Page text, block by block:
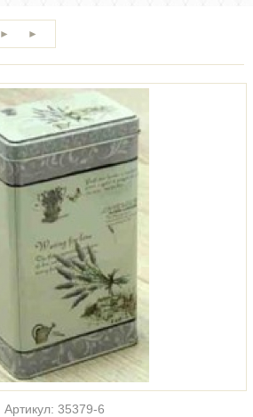
► ►
Артикул: 35379-6